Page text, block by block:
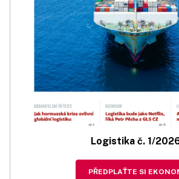
Logistika č. 1/
PŘEDPLAŤTE SI